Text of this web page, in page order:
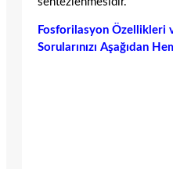
Fosforilasyon Özellikleri
Sorularınızı Aşağıdan